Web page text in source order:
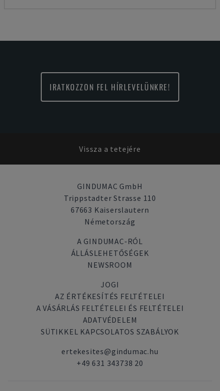
IRATKOZZON FEL HÍRLEVELÜNKRE!
Vissza a tetejére
GINDUMAC GmbH
Trippstadter Strasse 110
67663 Kaiserslautern
Németország
A GINDUMAC-RÓL
ÁLLÁSLEHETŐSÉGEK
NEWSROOM
JOGI
AZ ÉRTÉKESÍTÉS FELTÉTELEI
A VÁSÁRLÁS FELTÉTELEI ÉS FELTÉTELEI
ADATVÉDELEM
SÜTIKKEL KAPCSOLATOS SZABÁLYOK
ertekesites@gindumac.hu
+49 631 343738 20